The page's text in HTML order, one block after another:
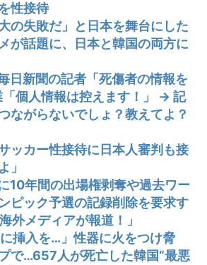
性接待
の失敗だ」と日本を舞台にした
が話題に、日本と韓国の両方に
日新聞の記者「死傷者の情報を
個人情報は控えます！」 → 記
ながらないでしょ？教えてよ？
ッカー性接待に日本人審判も接
」
10年間の出場権剥奪や過去ワー
ピック予選の記録削除を要求す
外メディアが報道！」
に挿入を…」性器に火をつけ脅
で…657人が死亡した韓国“最悪